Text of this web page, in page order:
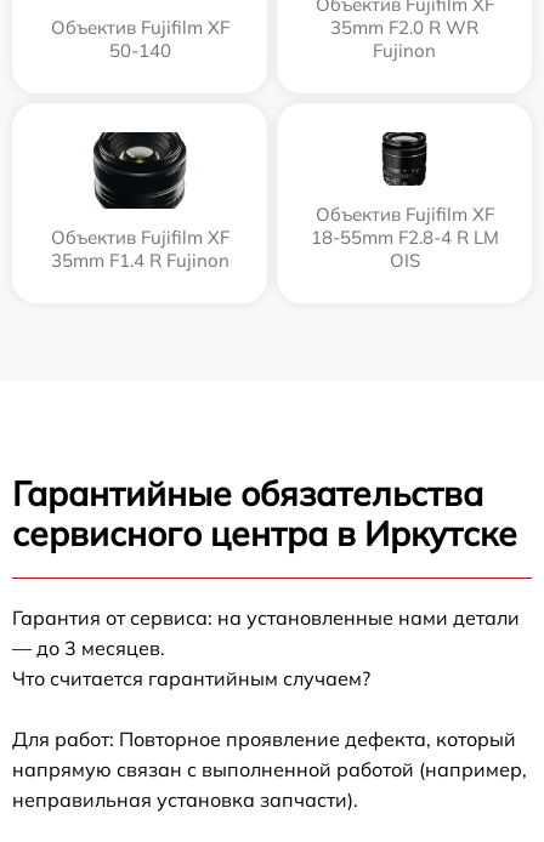
Объектив Fujifilm XF
50-140
35mm F2.0 R WR
Fujinon
Объектив Fujifilm XF
35mm F1.4 R Fujinon
Объектив Fujifilm XF
18-55mm F2.8-4 R LM
OIS
Гарантийные обязательства
сервисного центра в Иркутске
Гарантия от сервиса: на установленные нами детали
— до 3 месяцев.
Что считается гарантийным случаем?
Для работ: Повторное проявление дефекта, который
напрямую связан с выполненной работой (например,
неправильная установка запчасти).